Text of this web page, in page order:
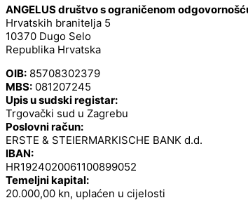
ANGELUS društvo s ograničenom
Hrvatskih branitelja 5
10370 Dugo Selo
Republika Hrvatska
OIB: 85708302379
MBS: 081207245
Upis u sudski registar:
Trgovački sud u Zagrebu
Poslovni račun:
ERSTE & STEIERMARKISCHE BANK d.d.
IBAN:
HR1924020061100899052
Temeljni kapital:
20.000,00 kn, uplaćen u cijelosti